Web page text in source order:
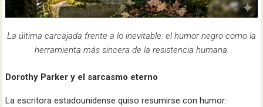
La última carcajada frente a lo inevitable: el humor negro como la
herramienta más sincera de la resistencia humana.
Dorothy Parker y el sarcasmo eterno
La escritora estadounidense quiso resumirse con humor: